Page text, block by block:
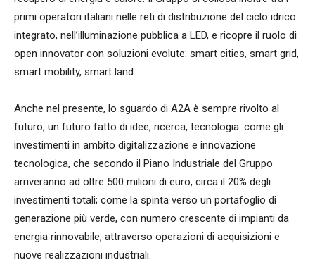
primi operatori italiani nelle reti di distribuzione del ciclo idrico
integrato, nell’illuminazione pubblica a LED, e ricopre il ruolo di
open innovator con soluzioni evolute: smart cities, smart grid,
smart mobility, smart land.
Anche nel presente, lo sguardo di A2A è sempre rivolto al
futuro, un futuro fatto di idee, ricerca, tecnologia: come gli
investimenti in ambito digitalizzazione e innovazione
tecnologica, che secondo il Piano Industriale del Gruppo
arriveranno ad oltre 500 milioni di euro, circa il 20% degli
investimenti totali; come la spinta verso un portafoglio di
generazione più verde, con numero crescente di impianti da
energia rinnovabile, attraverso operazioni di acquisizioni e
nuove realizzazioni industriali.